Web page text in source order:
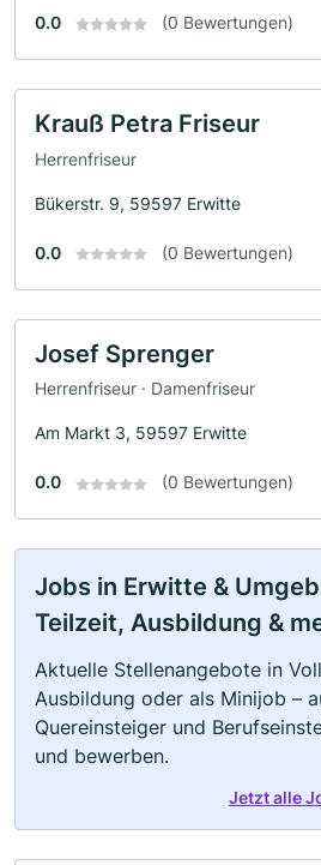
0.0 (0 Bewertungen)
Krauß Petra Friseur
Herrenfriseur
Bükerstr. 9, 59597 Erwitte
0.0 (0 Bewertungen)
Josef Sprenger
Herrenfriseur · Damenfriseur
Am Markt 3, 59597 Erwitte
0.0 (0 Bewertungen)
Jobs in Erwitte &
Teilzeit, Ausbildung &
Aktuelle Stellenangebote in
Ausbildung oder als Minijob –
Quereinsteiger und
und bewerben.
Jetzt alle